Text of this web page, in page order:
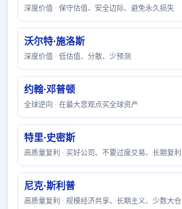
深度价值 · 保守估值、安全边际、避免永久损失
沃尔特·施洛斯
深度价值 · 低估值、分散、少预测
约翰·邓普顿
全球逆向 · 在最大悲观点买全球资产
特里·史密斯
高质量复利 · 买好公司、不要过度交易、长期复利
尼克·斯利普
高质量复利 · 规模经济共享、长期主义、少数大仓